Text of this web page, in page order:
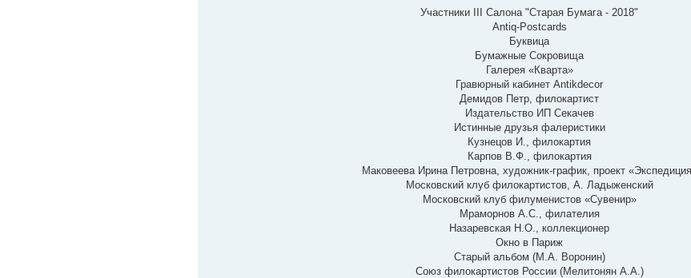
Участники III Cалона "Старая Бумага - 2018"
Antiq-Postcards
Буквица
Бумажные Сокровища
Галерея «Кварта»
Гравюрный кабинет Antikdecor
Демидов Петр, филокартист
Издательство ИП Секачев
Истинные друзья фалеристики
Кузнецов И., филокартия
Карпов В.Ф., филокартия
Маковеева Ирина Петровна, художник-график, проект
Московский клуб филокартистов, А. Ладыженский
Московский клуб филуменистов «Сувенир»
Мраморнов А.С., филателия
Назаревская Н.О., коллекционер
Окно в Париж
Старый альбом (М.А. Воронин)
Союз филокартистов России (Мелитонян А.А.)